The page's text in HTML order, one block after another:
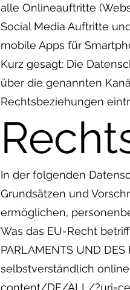
alle Onlineauftritte
Social Media Auftritte
mobile Apps für
Kurz gesagt: Die
über die genannten
Rechtsbeziehungen
In der folgenden
Grundsätzen und
ermöglichen,
Was das EU-Recht
PARLAMENTS UND
selbstverständlich
content/DE/ALL/